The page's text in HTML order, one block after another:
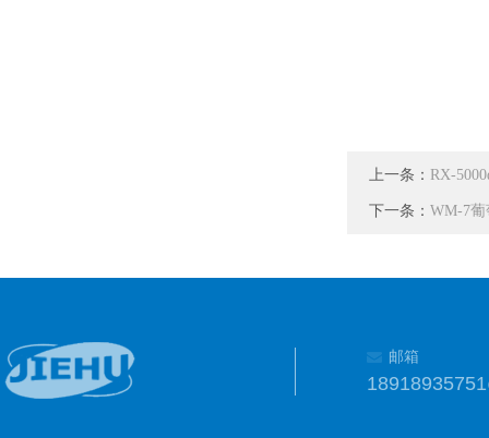
上一条： RX-
下一条： WM-7葡
邮箱